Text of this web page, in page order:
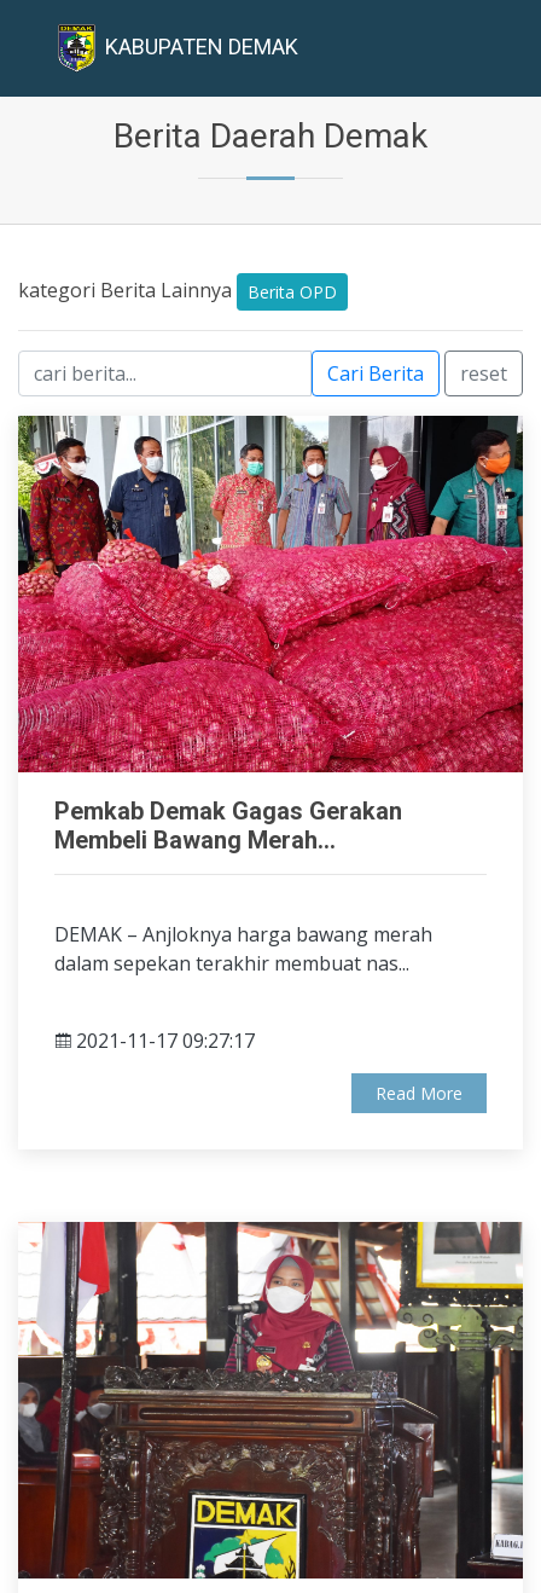
KABUPATEN DEMAK
Berita Daerah Demak
kategori Berita Lainnya Berita OPD
Cari Berita reset
Pemkab Demak Gagas Gerakan
Membeli Bawang Merah...
DEMAK – Anjloknya harga bawang merah
dalam sepekan terakhir membuat nas...
2021-11-17 09:27:17
Read More